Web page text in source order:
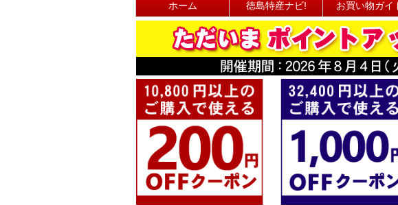
ホーム 徳島特産ナビ! お買い物ガイ